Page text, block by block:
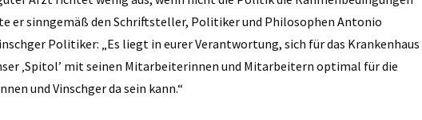
er sinngemäß den Schriftsteller, Politiker und Philosophen Antonio
Politiker: „Es liegt in eurer Verantwortung, sich für das Krankenhaus
‚Spitol’ mit seinen Mitarbeiterinnen und Mitarbeitern optimal für die
und Vinschger da sein kann.“